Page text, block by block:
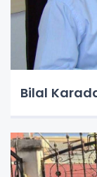
Bilal